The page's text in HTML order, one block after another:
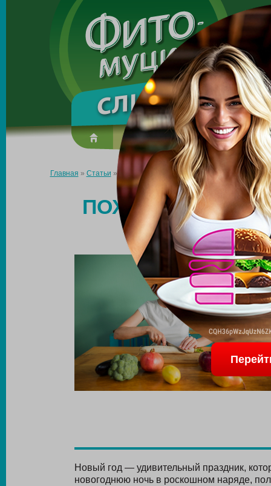
Made in the UK
О препарате Усиль эффект
Главная » Статьи »Похудеть перед Новым годом — это
ПОХУДЕТЬ
Новый год — удивительный праздник,
новогоднюю ночь в роскошном наряде,